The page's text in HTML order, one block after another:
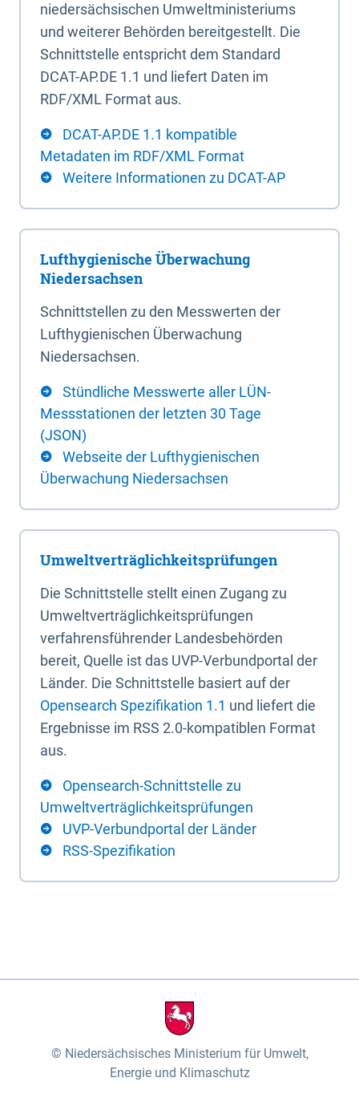
niedersächsischen Umweltministeriums
und weiterer Behörden bereitgestellt. Die
Schnittstelle entspricht dem Standard
DCAT-AP.DE 1.1 und liefert Daten im
RDF/XML Format aus.
DCAT-AP.DE 1.1 kompatible
Metadaten im RDF/XML Format
Weitere Informationen zu DCAT-AP
Lufthygienische Überwachung
Niedersachsen
Schnittstellen zu den Messwerten der
Lufthygienischen Überwachung
Niedersachsen.
Stündliche Messwerte aller LÜN-
Messstationen der letzten 30 Tage
(JSON)
Webseite der Lufthygienischen
Überwachung Niedersachsen
Umweltverträglichkeitsprüfungen
Die Schnittstelle stellt einen Zugang zu
Umweltverträglichkeitsprüfungen
verfahrensführender Landesbehörden
bereit, Quelle ist das UVP-Verbundportal der
Länder. Die Schnittstelle basiert auf der
Opensearch Spezifikation 1.1 und liefert die
Ergebnisse im RSS 2.0-kompatiblen Format
aus.
Opensearch-Schnittstelle zu
Umweltverträglichkeitsprüfungen
UVP-Verbundportal der Länder
RSS-Spezifikation
Niedersächsisches Ministerium für Umwelt,
Energie und Klimaschutz